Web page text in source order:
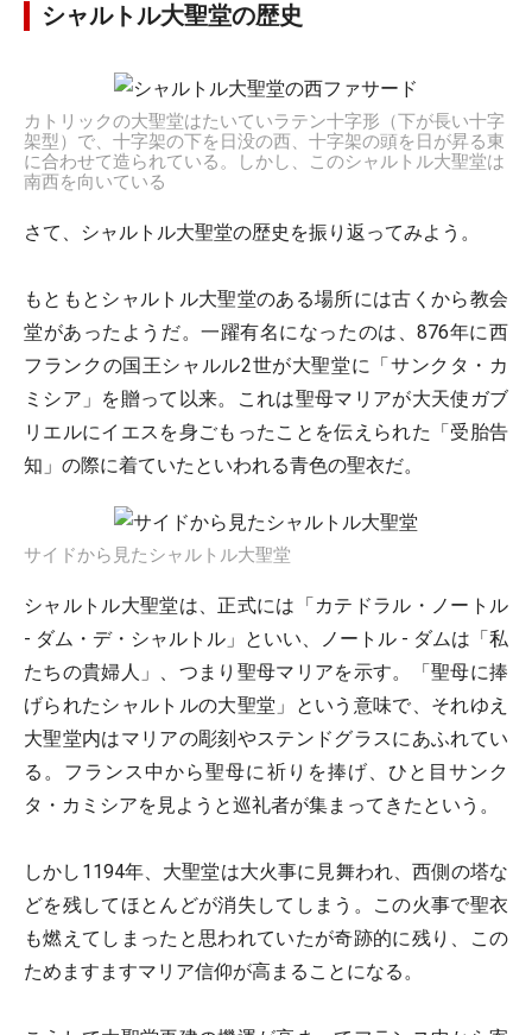
シャルトル大聖堂の歴史
カトリックの大聖堂はたいていラテン十字形（下が長い十字
架型）で、十字架の下を日没の西、十字架の頭を日が昇る東
に合わせて造られている。しかし、このシャルトル大聖堂は
南西を向いている
さて、シャルトル大聖堂の歴史を振り返ってみよう。
もともとシャルトル大聖堂のある場所には古くから教会
堂があったようだ。一躍有名になったのは、876年に西
フランクの国王シャルル2世が大聖堂に「サンクタ・カ
ミシア」を贈って以来。これは聖母マリアが大天使ガブ
リエルにイエスを身ごもったことを伝えられた「受胎告
知」の際に着ていたといわれる青色の聖衣だ。
サイドから見たシャルトル大聖堂
シャルトル大聖堂は、正式には「カテドラル・ノートル
- ダム・デ・シャルトル」といい、ノートル - ダムは「私
たちの貴婦人」、つまり聖母マリアを示す。「聖母に捧
げられたシャルトルの大聖堂」という意味で、それゆえ
大聖堂内はマリアの彫刻やステンドグラスにあふれてい
る。フランス中から聖母に祈りを捧げ、ひと目サンク
タ・カミシアを見ようと巡礼者が集まってきたという。
しかし1194年、大聖堂は大火事に見舞われ、西側の塔な
どを残してほとんどが消失してしまう。この火事で聖衣
も燃えてしまったと思われていたが奇跡的に残り、この
ためますますマリア信仰が高まることになる。